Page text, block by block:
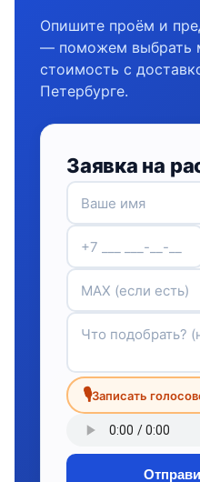
Опишите проём и
— поможем выбрать
стоимость с
Петербурге.
Заявка на
🎙Записать